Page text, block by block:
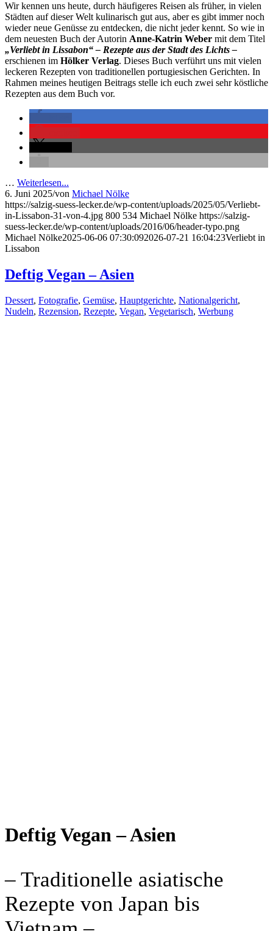
Wir kennen uns heute, durch häufigeres Reisen als früher, in vielen
Städten auf dieser Welt kulinarisch gut aus, aber es gibt immer noch
wieder neue Genüsse zu entdecken, die nicht jeder kennt. So wie in
dem neuesten Buch der Autorin Anne-Katrin Weber mit dem Titel
„Verliebt in Lissabon“ – Rezepte aus der Stadt des Lichts –
erschienen im Hölker Verlag. Dieses Buch verführt uns mit vielen
leckeren Rezepten von traditionellen portugiesischen Gerichten. In
Rahmen meines heutigen Beitrags stelle ich euch zwei sehr köstliche
Rezepten aus dem Buch vor.
… Weiterlesen...
6. Juni 2025/von Michael Nölke
https://salzig-suess-lecker.de/wp-content/uploads/2025/05/Verliebt-
in-Lissabon-31-von-4.jpg 800 534 Michael Nölke https://salzig-
suess-lecker.de/wp-content/uploads/2016/06/header-typo.png
Michael Nölke2025-06-06 07:30:092026-07-21 16:04:23Verliebt in
Lissabon
Deftig Vegan – Asien
Dessert, Fotografie, Gemüse, Hauptgerichte, Nationalgericht,
Nudeln, Rezension, Rezepte, Vegan, Vegetarisch, Werbung
Deftig Vegan – Asien
– Traditionelle asiatische
Rezepte von Japan bis